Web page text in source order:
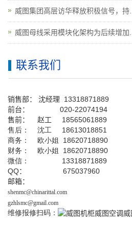
威图集团高层访华释放积极信号，持...
威图母线采用模块化架构为后续增加...
联系我们
销售部： 沈经理 13318871889
前台： 020-22074194
售前： 赵工 18565061889
售后： 沈工 18613018851
商务： 欧小姐 18620718890
财务： 欧小姐 18620718890
微信： 13318871889
QQ： 675037960
邮箱：
shenmc@chinarittal.com
gzhlsmc@gmail.com
维修报修扫码：